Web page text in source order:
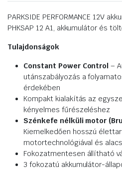
PARKSIDE PERFORMANCE 12V
PHKSAP 12 A1, akkumulátor és
Tulajdonságok
Constant Power Control –
utánszabályozás a
érdekében
Kompakt kialakítás az
kényelmes fűrészeléshez
Szénkefe nélküli motor
Kiemelkedően hosszú
motortechnológiával és
Fokozatmentesen állítható
3 fokozatú akkumulátor-